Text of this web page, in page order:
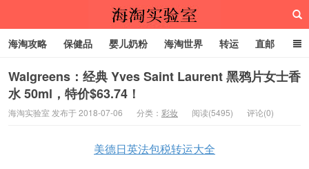
海淘实验室
海淘攻略 保健品 婴儿奶粉 海淘世界 转运 直邮
代购服务
Walgreens：经典 Yves Saint Laurent 黑鸦片女士香
水 50ml，特价$63.74！
海淘实验室 发布于 2018-07-06 分类： 彩妆 阅读(5495) 评论(0)
美德日英法包税转运大全